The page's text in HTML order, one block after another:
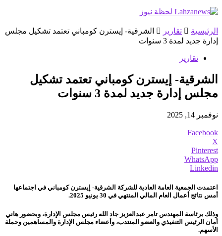
الرئيسية تقارير
الشرقية- إيسترن كومباني تعتمد تشكيل مجلس
إدارة جديد لمدة 3 سنوات
تقارير
الشرقية- إيسترن كومباني تعتمد تشكيل
مجلس إدارة جديد لمدة 3 سنوات
نوفمبر 14, 2025
Facebook
X
Pinterest
WhatsApp
Linkedin
اعتمدت الجمعية العامة العادية للشركة الشرقية- إيسترن كومباني في اجتماعها
أمس نتائج أعمال العام المالي المنتهي في 30 يونيو 2025.
وذلك برئاسة المهندس تامر عبدالعزيز جاد الله رئيس مجلس الإدارة، وبحضور هاني
أمان الرئيس التنفيذي والعضو المنتدب، وأعضاء مجلس الإدارة والمساهمين وحملة
الأسهم.